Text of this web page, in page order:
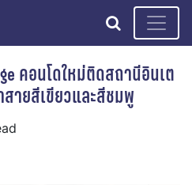
search
คอนโดใหม่ติดสถานีอินเต
ายสีเขียวและสีชมพู